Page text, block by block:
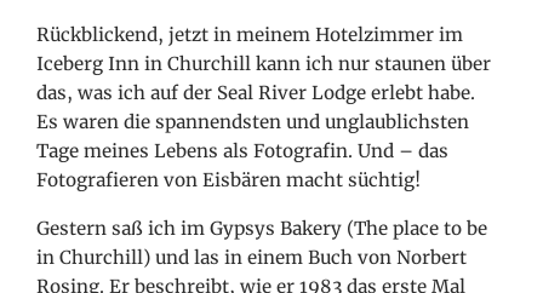
Rückblickend, jetzt in meinem Hotelzimmer im
Iceberg Inn in Churchill kann ich nur staunen über
das, was ich auf der Seal River Lodge erlebt habe.
Es waren die spannendsten und unglaublichsten
Tage meines Lebens als Fotografin. Und – das
Fotografieren von Eisbären macht süchtig!
Gestern saß ich im Gypsys Bakery (The place to be
in Churchill) und las in einem Buch von Norbert
Rosing. Er beschreibt, wie er 1983 das erste Mal